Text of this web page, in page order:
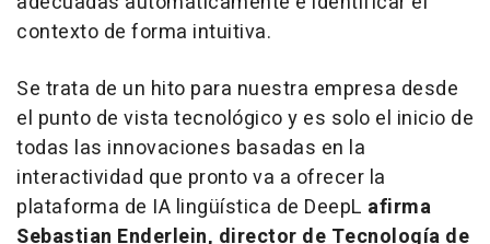
contexto de forma intuitiva.
Se trata de un hito para nuestra empresa desde
el punto de vista tecnológico y es solo el inicio de
todas las innovaciones basadas en la
interactividad que pronto va a ofrecer la
plataforma de IA lingüística de DeepL afirma
Sebastian Enderlein, director de Tecnología de